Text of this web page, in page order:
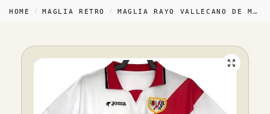
HOME / MAGLIA RETRO / MAGLIA RAYO VALLECANO DE MADRID RETRO